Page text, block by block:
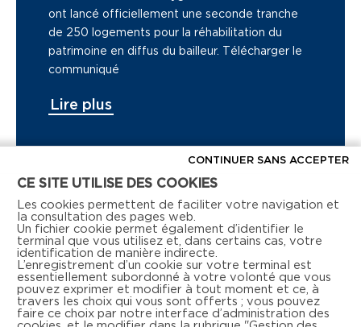
ont lancé officiellement une seconde tranche
de 250 logements pour la réhabilitation du
patrimoine en diffus du bailleur. Télécharger le
communiqué
Lire plus
Voir tous les articles de presse
Retrouvez-nous aussi sur les réseaux sociaux
CE SITE UTILISE DES COOKIES
Les cookies permettent de faciliter votre navigation et
la consultation des pages web.
Un fichier cookie permet également d’identifier le
terminal que vous utilisez et, dans certains cas, votre
identification de manière indirecte.
L’enregistrement d’un cookie sur votre terminal est
essentiellement subordonné à votre volonté que vous
pouvez exprimer et modifier à tout moment et ce, à
travers les choix qui vous sont offerts ; vous pouvez
faire ce choix par notre interface d’administration des
CONTINUER SANS ACCEPTER